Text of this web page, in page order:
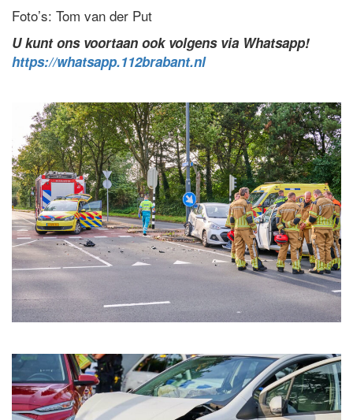
Foto’s: Tom van der Put
U kunt ons voortaan ook volgens via Whatsapp!
https://whatsapp.112brabant.nl